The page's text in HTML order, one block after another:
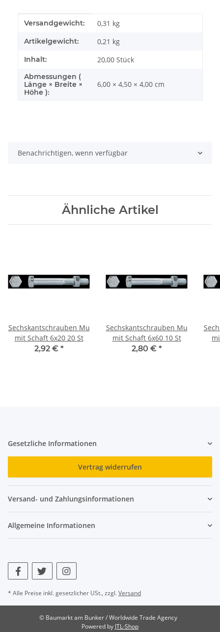
Produkteigenschaft
Wert
Versandgewicht: 0,31 kg
Artikelgewicht: 0,21 kg
Inhalt: 20,00 Stück
Abmessungen (
Länge × Breite ×
Höhe ):
6,00 × 4,50 × 4,00 cm
Benachrichtigen, wenn verfügbar
Ähnliche Artikel
Sechskantschrauben Mu
mit Schaft 6x20 20 St
2,92 € *
Sechskantschrauben Mu
mit Schaft 6x60 10 St
2,80 € *
Gesetzliche Informationen
Vertrag widerrufen
Versand- und Zahlungsinformationen
Allgemeine Informationen
* Alle Preise inkl. gesetzlicher USt., zzgl.Versand
© Baumarkt am Bunker / Worldwide Trade Agency
Powered by JTL-Shop